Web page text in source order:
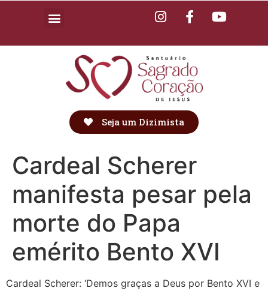
Seja um Dizimista
Cardeal Scherer
manifesta pesar pela
morte do Papa
emérito Bento XVI
Cardeal Scherer: ‘Demos graças a Deus por Bento XVI e